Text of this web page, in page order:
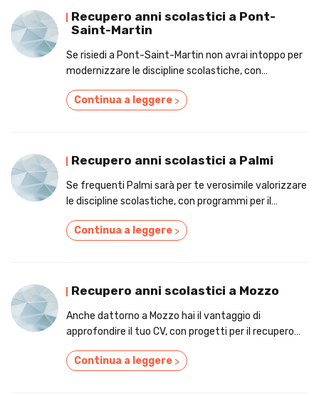
Recupero anni scolastici a Pont-
Saint-Martin
Se risiedi a Pont-Saint-Martin non avrai intoppo per
modernizzare le discipline scolastiche, con
Continua a leggere >
Recupero anni scolastici a Palmi
Se frequenti Palmi sarà per te verosimile valorizzare
le discipline scolastiche, con programmi per il
Continua a leggere >
Recupero anni scolastici a Mozzo
Anche dattorno a Mozzo hai il vantaggio di
approfondire il tuo CV, con progetti per il recupero
Continua a leggere >